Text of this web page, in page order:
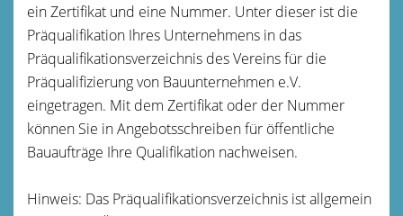
ein Zertifikat und eine Nummer. Unter dieser ist die
Präqualifikation Ihres Unternehmens in das
Präqualifikationsverzeichnis des Vereins für die
Präqualifizierung von Bauunternehmen e.V.
eingetragen. Mit dem Zertifikat oder der Nummer
können Sie in Angebotsschreiben für öffentliche
Bauaufträge Ihre Qualifikation nachweisen.
Hinweis: Das Präqualifikationsverzeichnis ist allgemein